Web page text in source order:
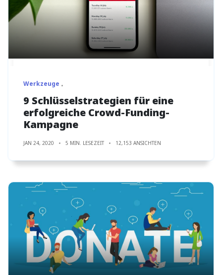
Werkzeuge
9 Schlüsselstrategien für eine
erfolgreiche Crowd-Funding-
Kampagne
JAN 24, 2020 5 MIN. LESEZEIT 12,153 ANSICHTEN